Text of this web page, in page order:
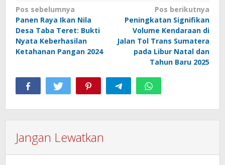
Navigasi
pos
Pos sebelumnya
Panen Raya Ikan Nila
Desa Taba Teret: Bukti
Nyata Keberhasilan
Ketahanan Pangan 2024
Pos berikutnya
Peningkatan Signifikan
Volume Kendaraan di
Jalan Tol Trans Sumatera
pada Libur Natal dan
Tahun Baru 2025
Jangan Lewatkan